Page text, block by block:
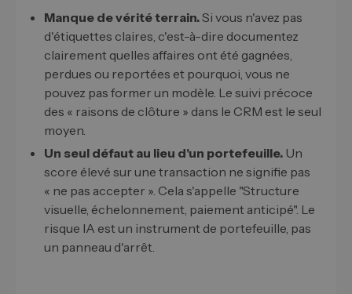
Manque de vérité terrain.Si vous n'avez pas
d'étiquettes claires, c'est-à-dire documentez
clairement quelles affaires ont été gagnées,
perdues ou reportées et pourquoi, vous ne
pouvez pas former un modèle. Le suivi précoce
des « raisons de clôture » dans le CRM est le seul
moyen.
Un seul défaut au lieu d'un portefeuille. Un
score élevé sur une transaction ne signifie pas
« ne pas accepter ». Cela s'appelle "Structure
visuelle, échelonnement, paiement anticipé". Le
risque IA est un instrument de portefeuille, pas
un panneau d'arrêt.